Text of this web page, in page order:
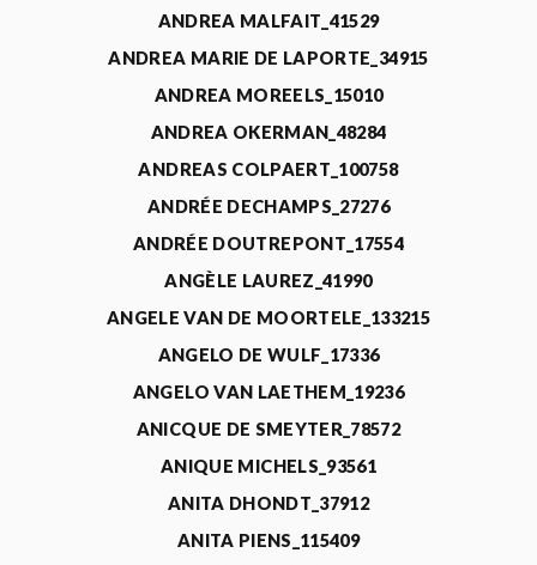
ANDREA MALFAIT_41529
ANDREA MARIE DE LAPORTE_34915
ANDREA MOREELS_15010
ANDREA OKERMAN_48284
ANDREAS COLPAERT_100758
ANDRÉE DECHAMPS_27276
ANDRÉE DOUTREPONT_17554
ANGÈLE LAUREZ_41990
ANGELE VAN DE MOORTELE_133215
ANGELO DE WULF_17336
ANGELO VAN LAETHEM_19236
ANICQUE DE SMEYTER_78572
ANIQUE MICHELS_93561
ANITA DHONDT_37912
ANITA PIENS_115409